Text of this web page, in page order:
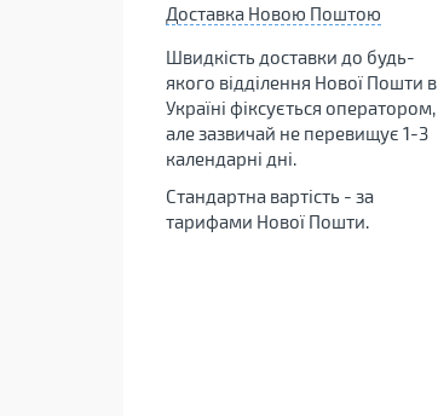
Доставка Новою Поштою
Швидкість доставки до будь-
якого відділення Нової Пошти в
Україні фіксується оператором,
але зазвичай не перевищує 1-3
календарні дні.
Стандартна вартість - за
тарифами Нової Пошти.